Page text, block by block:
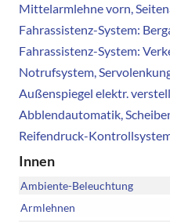
Mittelarmlehne vorn,
Fahrassistenz-System:
Fahrassistenz-System:
Notrufsystem,
Außenspiegel elektr.
Abblendautomatik,
Reifendruck-
Innen
Ambiente-Beleuchtung
Armlehnen